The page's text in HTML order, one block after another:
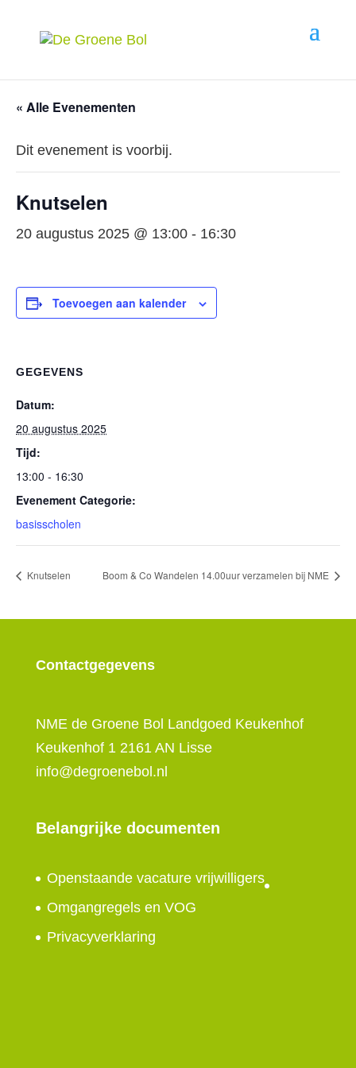
« Alle Evenementen
Dit evenement is voorbij.
Knutselen
20 augustus 2025 @ 13:00 - 16:30
Toevoegen aan kalender
GEGEVENS
Datum:
20 augustus 2025
Tijd:
13:00 - 16:30
Evenement Categorie:
basisscholen
Knutselen Boom & Co Wandelen 14.00uur verzamelen bij NME
Contactgegevens
NME de Groene Bol Landgoed Keukenhof
Keukenhof 1 2161 AN Lisse
info@degroenebol.nl
Belangrijke documenten
Openstaande vacature vrijwilligers
Omgangregels en VOG
Privacyverklaring